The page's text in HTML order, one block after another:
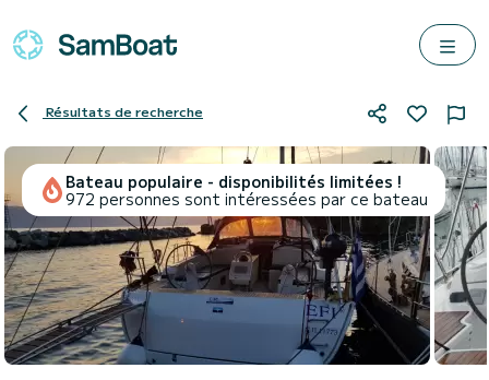
Résultats de recherche
Bateau populaire - disponibilités limitées !
972 personnes sont intéressées par ce bateau